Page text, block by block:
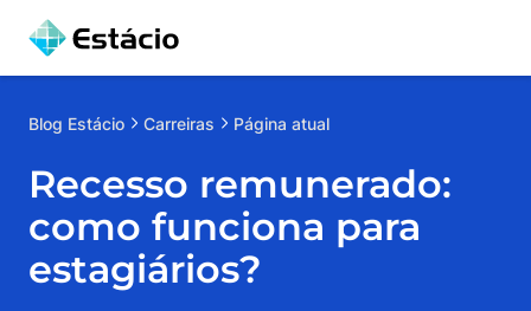
Blog Estácio Carreiras Página atual
Recesso remunerado:
como funciona para
estagiários?